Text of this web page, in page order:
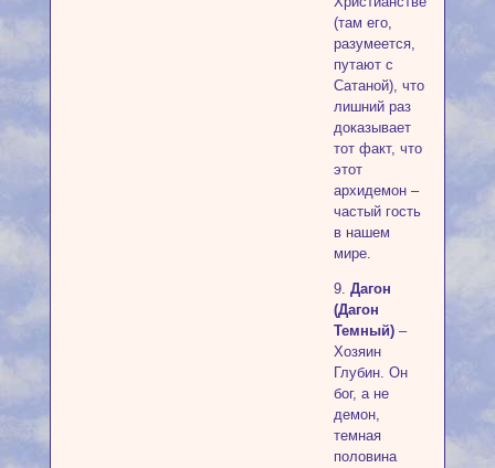
(там его,
разумеется,
путают с
Сатаной), что
лишний раз
доказывает
тот факт, что
этот
архидемон –
частый гость
в нашем
мире.
9. Дагон
(Дагон
Темный)–
Хозяин
Глубин. Он
бог, а не
демон,
темная
половина